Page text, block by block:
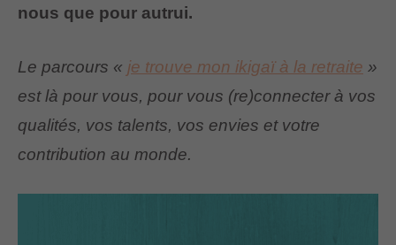
nous que pour autrui.
Le parcours « je trouve mon ikigaï à la retraite »
est là pour vous, pour vous (re)connecter à vos
qualités, vos talents, vos envies et votre
contribution au monde.